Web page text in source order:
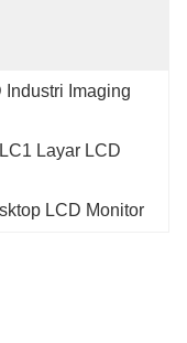
Industri Imaging
Layar LCD
LCD Monitor